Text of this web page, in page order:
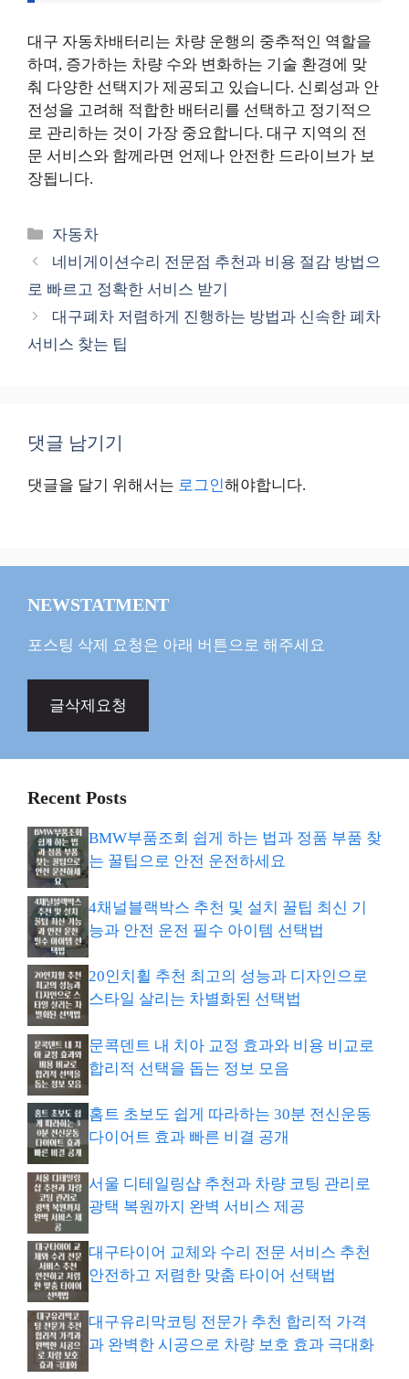
대구 자동차배터리는 차량 운행의 중추적인 역할을
하며, 증가하는 차량 수와 변화하는 기술 환경에 맞
춰 다양한 선택지가 제공되고 있습니다. 신뢰성과 안
전성을 고려해 적합한 배터리를 선택하고 정기적으
로 관리하는 것이 가장 중요합니다. 대구 지역의 전
문 서비스와 함께라면 언제나 안전한 드라이브가 보
장됩니다.
카
테
리
자동차
네비게이션수리 전문점 추천과 비용 절감 방법으
로 빠르고 정확한 서비스 받기
대구폐차 저렴하게 진행하는 방법과 신속한 폐차
서비스 찾는 팁
댓글 남기기
댓글을 달기 위해서는 로그인해야합니다.
NEWSTATMENT
포스팅 삭제 요청은 아래 버튼으로 해주세요
글삭제요청
Recent Posts
BMW부품조회 쉽게 하는 법과 정품 부품 찾
는 꿀팁으로 안전 운전하세요
4채널블랙박스 추천 및 설치 꿀팁 최신 기
능과 안전 운전 필수 아이템 선택법
20인치휠 추천 최고의 성능과 디자인으로
스타일 살리는 차별화된 선택법
문콕덴트 내 치아 교정 효과와 비용 비교로
합리적 선택을 돕는 정보 모음
홈트 초보도 쉽게 따라하는 30분 전신운동
다이어트 효과 빠른 비결 공개
서울 디테일링샵 추천과 차량 코팅 관리로
광택 복원까지 완벽 서비스 제공
대구타이어 교체와 수리 전문 서비스 추천
안전하고 저렴한 맞춤 타이어 선택법
대구유리막코팅 전문가 추천 합리적 가격
과 완벽한 시공으로 차량 보호 효과 극대화